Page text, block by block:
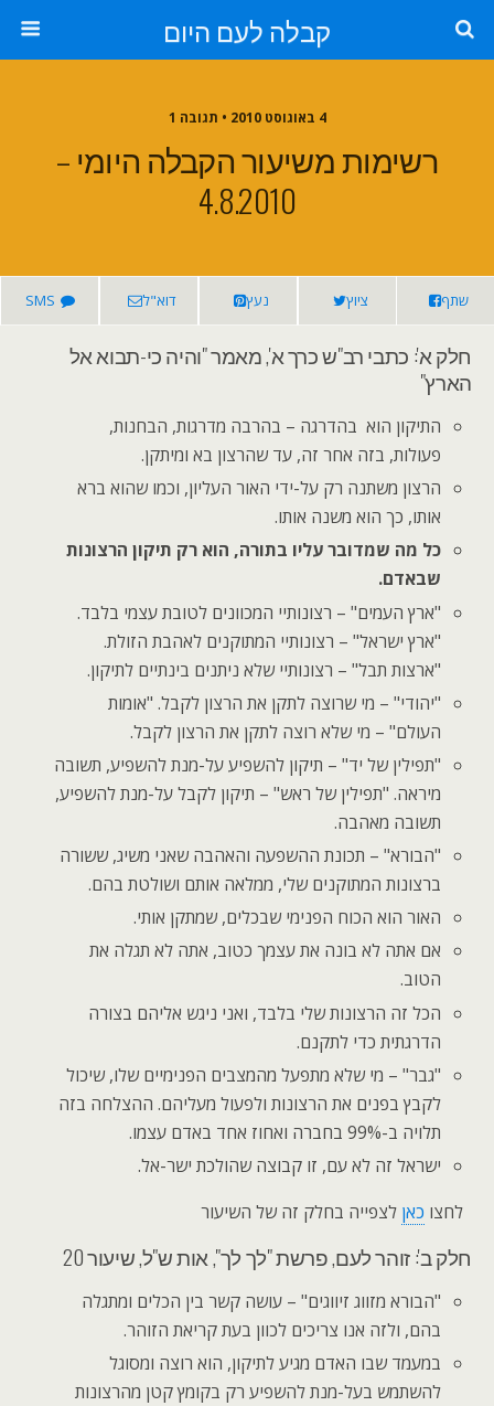
קבלה לעם היום
4 באוגוסט 2010 • תגובה 1
רשימות משיעור הקבלה היומי –
4.8.2010
שתף ציוץ נעץ דוא"ל SMS
חלק א': כתבי רב"ש כרך א', מאמר "והיה כי-תבוא אל
הארץ"
התיקון הוא בהדרגה – בהרבה מדרגות, הבחנות,
פעולות, בזה אחר זה, עד שהרצון בא ומיתקן.
הרצון משתנה רק על-ידי האור העליון, וכמו שהוא ברא
אותו, כך הוא משנה אותו.
כל מה שמדובר עליו בתורה, הוא רק תיקון הרצונות
שבאדם.
"ארץ העמים" – רצונותיי המכוונים לטובת עצמי בלבד.
"ארץ ישראל" – רצונותיי המתוקנים לאהבת הזולת.
"ארצות תבל" – רצונותיי שלא ניתנים בינתיים לתיקון.
"יהודי" – מי שרוצה לתקן את הרצון לקבל. "אומות
העולם" – מי שלא רוצה לתקן את הרצון לקבל.
"תפילין של יד" – תיקון להשפיע על-מנת להשפיע, תשובה
מיראה. "תפילין של ראש" – תיקון לקבל על-מנת להשפיע,
תשובה מאהבה.
"הבורא" – תכונת ההשפעה והאהבה שאני משיג, ששורה
ברצונות המתוקנים שלי, ממלאה אותם ושולטת בהם.
האור הוא הכוח הפנימי שבכלים, שמתקן אותי.
אם אתה לא בונה את עצמך כטוב, אתה לא תגלה את
הטוב.
הכל זה הרצונות שלי בלבד, ואני ניגש אליהם בצורה
הדרגתית כדי לתקנם.
"גבר" – מי שלא מתפעל מהמצבים הפנימיים שלו, שיכול
לקבץ בפנים את הרצונות ולפעול מעליהם. ההצלחה בזה
תלויה ב-99% בחברה ואחוז אחד באדם עצמו.
ישראל זה לא עם, זו קבוצה שהולכת ישר-אל.
לחצו כאן לצפייה בחלק זה של השיעור
חלק ב': זוהר לעם, פרשת "לך לך", אות ש"ל, שיעור 20
"הבורא מזווג זיווגים" – עושה קשר בין הכלים ומתגלה
בהם, ולזה אנו צריכים לכוון בעת קריאת הזוהר.
במעמד שבו האדם מגיע לתיקון, הוא רוצה ומסוגל
להשתמש בעל-מנת להשפיע רק בקומץ קטן מהרצונות